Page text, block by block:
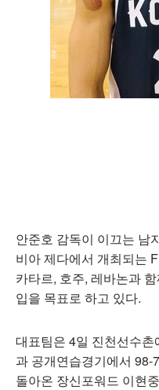
안준호 감독이 이끄는 남
비아 제다에서 개최되는
카타르, 호주, 레바논과
입을 목표로 하고 있다.
대표팀은 4일 진천선수
과 공개연습경기에서 98-
돌아온 장신포워드 이현